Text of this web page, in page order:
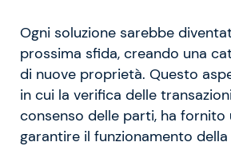
Ogni soluzione sarebbe
prossima sfida, creando una
di nuove proprietà. Questo
in cui la verifica delle
consenso delle parti, ha fornito
garantire il funzionamento